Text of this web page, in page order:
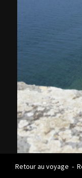
Retour au voyage -